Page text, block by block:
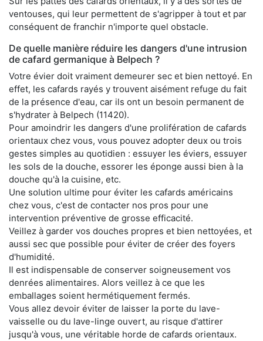
ventouses, qui leur permettent de s'agripper à tout et par
conséquent de franchir n'importe quel obstacle.
De quelle manière réduire les dangers d'une intrusion
de cafard germanique à Belpech ?
Votre évier doit vraiment demeurer sec et bien nettoyé. En
effet, les cafards rayés y trouvent aisément refuge du fait
de la présence d'eau, car ils ont un besoin permanent de
s'hydrater à Belpech (11420).
Pour amoindrir les dangers d'une prolifération de cafards
orientaux chez vous, vous pouvez adopter deux ou trois
gestes simples au quotidien : essuyer les éviers, essuyer
les sols de la douche, essorer les éponge aussi bien à la
douche qu'à la cuisine, etc.
Une solution ultime pour éviter les cafards américains
chez vous, c'est de contacter nos pros pour une
intervention préventive de grosse efficacité.
Veillez à garder vos douches propres et bien nettoyées, et
aussi sec que possible pour éviter de créer des foyers
d'humidité.
Il est indispensable de conserver soigneusement vos
denrées alimentaires. Alors veillez à ce que les
emballages soient hermétiquement fermés.
Vous allez devoir éviter de laisser la porte du lave-
vaisselle ou du lave-linge ouvert, au risque d'attirer
jusqu'à vous, une véritable horde de cafards orientaux.